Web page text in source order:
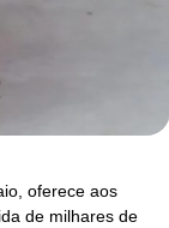
oferece aos
de milhares de